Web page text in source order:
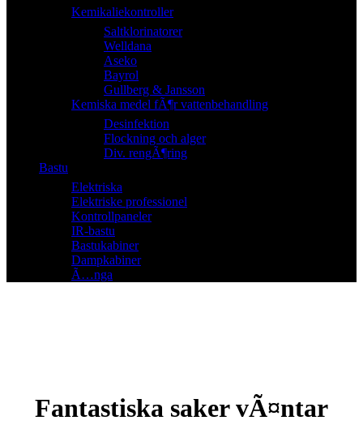
Kemikaliekontroller
Saltklorinatorer
Welldana
Aseko
Bayrol
Gullberg & Jansson
Kemiska medel fÃ¶r vattenbehandling
Desinfektion
Flockning och alger
Div. rengÃ¶ring
Bastu
Elektriska
Elektriske professionel
Kontrollpaneler
IR-bastu
Bastukabiner
Dampkabiner
Ã…nga
Fantastiska saker vÃ¤ntar